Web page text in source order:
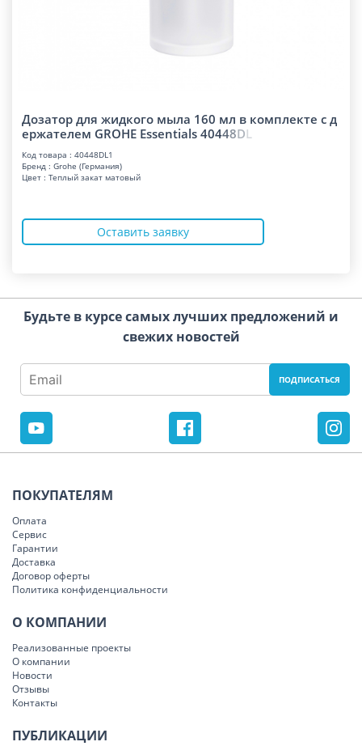
Дозатор для жидкого мыла 160 мл в комплекте с д
ержателем GROHE Essentials 40448DL
Код товара : 40448DL1
Бренд : Grohe (Германия)
Цвет : Теплый закат матовый
Оставить заявку
Будьте в курсе самых лучших предложений и
свежих новостей
ПОКУПАТЕЛЯМ
Оплата
Сервис
Гарантии
Доставка
Договор оферты
Политика конфиденциальности
О КОМПАНИИ
Реализованные проекты
О компании
Новости
Отзывы
Контакты
ПУБЛИКАЦИИ